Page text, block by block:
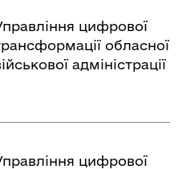
цифрової
обласної
адміністрації
цифрової